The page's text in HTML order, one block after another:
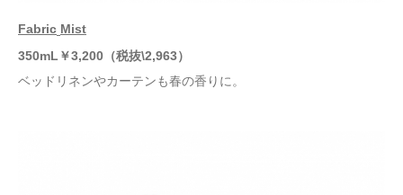
Fabric Mist
350mL ￥3,200 （税抜\2,963）
ベッドリネンやカーテンも春の香りに。